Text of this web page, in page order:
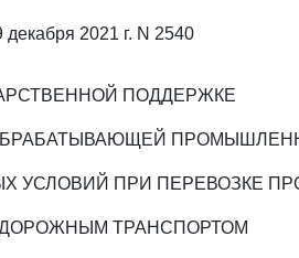
декабря 2021 г. N 2540
ПОДДЕРЖКЕ
УСЛОВИЙ ПРИ ПЕРЕВОЗКЕ
ТРАНСПОРТОМ